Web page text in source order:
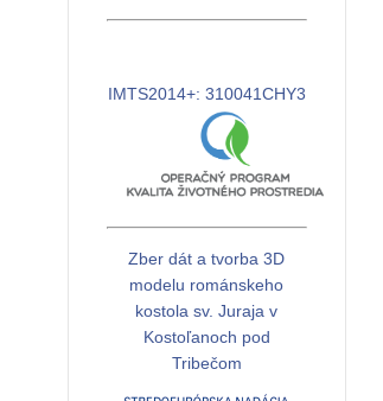
IMTS2014+: 310041CHY3
Zber dát a tvorba 3D
modelu románskeho
kostola sv. Juraja v
Kostoľanoch pod
Tribečom